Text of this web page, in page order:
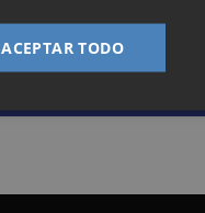
Quiero
ACEPTAR TODO